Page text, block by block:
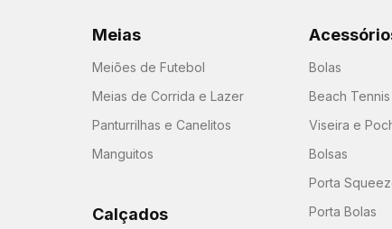
Meias
Meiões de Futebol
Meias de Corrida e Lazer
Panturrilhas e Canelitos
Manguitos
Calçados
Bolas
Beach Tennis
Viseira e
Bolsas
Porta
Porta Bolas